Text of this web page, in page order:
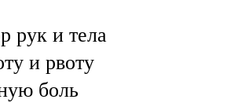
рук и тела
и рвоту
боль